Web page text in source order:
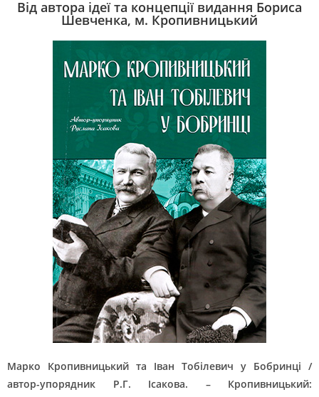
Від автора ідеї та концепції видання Бориса
Шевченка, м. Кропивницький
Марко Кропивницький та Іван Тобілевич у Бобринці /
автор-упорядник Р.Г. Ісакова. – Кропивницький: